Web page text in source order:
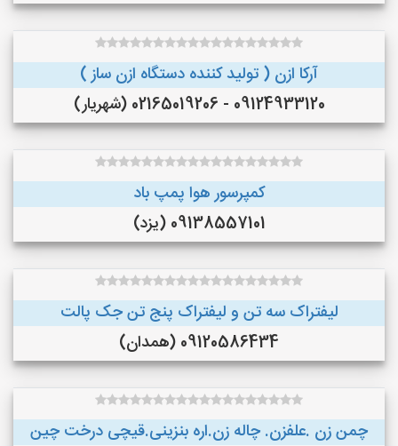
آرکا ازن ( تولید کننده دستگاه ازن ساز )
09124933120 - 02165019206 (شهریار)
کمپرسور هوا پمپ باد
09138557101 (یزد)
لیفتراک سه تن و لیفتراک پنج تن جک پالت
09120586434 (همدان)
چمن زن .علفزن. چاله زن.اره بنزینی.قیچی درخت چین